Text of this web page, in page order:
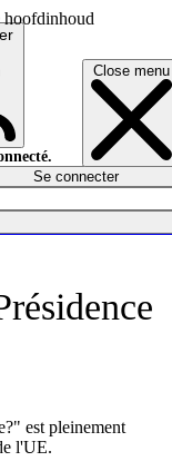
hoofdinhoud
Close menu
Se connecter
est pleinement
l'UE.